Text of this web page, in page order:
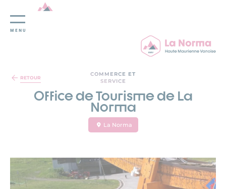
Panneau de gestion des cookies
MENU
RETOUR
COMMERCE ET
SERVICE
Office de Tourisme de La
Norma
La Norma